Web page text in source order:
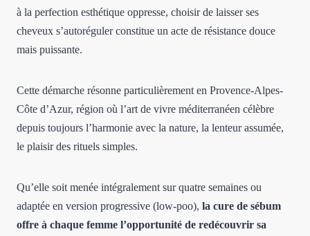
à la perfection esthétique oppresse, choisir de laisser ses
cheveux s’autoréguler constitue un acte de résistance douce
mais puissante.
Cette démarche résonne particulièrement en Provence-Alpes-
Côte d’Azur, région où l’art de vivre méditerranéen célèbre
depuis toujours l’harmonie avec la nature, la lenteur assumée,
le plaisir des rituels simples.
Qu’elle soit menée intégralement sur quatre semaines ou
adaptée en version progressive (low-poo), la cure de sébum
offre à chaque femme l’opportunité de redécouvrir sa